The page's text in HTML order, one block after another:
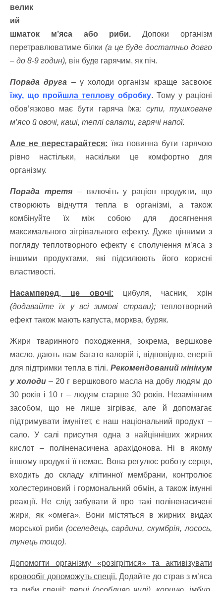
велик
ий
шматок м’яса або риби. Допоки організм
перетравлюватиме білки (а це буде достатньо довго
– до 8-9 годин), він буде гарячим, як піч.
Порада друга – у холоди організм краще засвоює
їжу, що пройшла теплову обробку. Тому у раціоні
обов’язково має бути гаряча їжа: супи, тушковане
м’ясо й овочі, каші, теплі салати, гарячі напої.
Але не перестарайтеся: їжа повинна бути гарячою
рівно настільки, наскільки це комфортно для
організму.
Порада третя– включіть у раціон продукти, що
створюють відчуття тепла в організмі, а також
комбінуйте їх між собою для досягнення
максимального зігрівального ефекту. Дуже цінними з
погляду теплотворного ефекту є сполучення м’яса з
іншими продуктами, які підсилюють його корисні
властивості.
Насамперед, це овочі: цибуля, часник, хрін
(додавайте їх у всі зимові страви);теплотворний
ефект також мають капуста, морква, буряк.
Жири тваринного походження, зокрема, вершкове
масло, дають нам багато калорій і, відповідно, енергії
для підтримки тепла в тілі. Рекомендований мінімум
у холоди – 20 г вершкового масла на добу людям до
30 років і 10 г – людям старше 30 років. Незамінним
засобом, що не лише зігріває, але й допомагає
підтримувати імунітет, є наш національний продукт –
сало. У салі присутня одна з найцінніших жирних
кислот – поліненасичена арахідонова. Ні в якому
іншому продукті її немає. Вона регулює роботу серця,
входить до складу клітинної мембрани, контролює
холестериновий і гормональний обмін, а також імунні
реакції. Не слід забувати й про такі поліненасичені
жири, як «омега». Вони містяться в жирних видах
морської риби (оселедець, сардини, скумбрія, лосось,
тунець тощо).
Допомогти організму «розігрітися» та активізувати
кровообіг допоможуть спеції. Додайте до страв з м’яса